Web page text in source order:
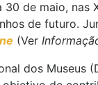
de maio, nas
de futuro.
(Ver
dos Museus